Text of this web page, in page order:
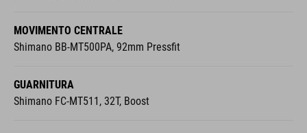
MOVIMENTO CENTRALE
Shimano BB-MT500PA, 92mm Pressfit
GUARNITURA
Shimano FC-MT511, 32T, Boost